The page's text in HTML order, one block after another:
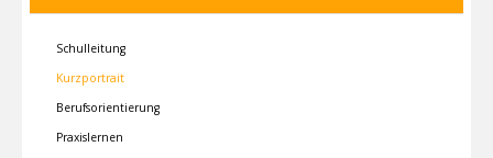
Schulleitung
Kurzportrait
Berufsorientierung
Praxislernen